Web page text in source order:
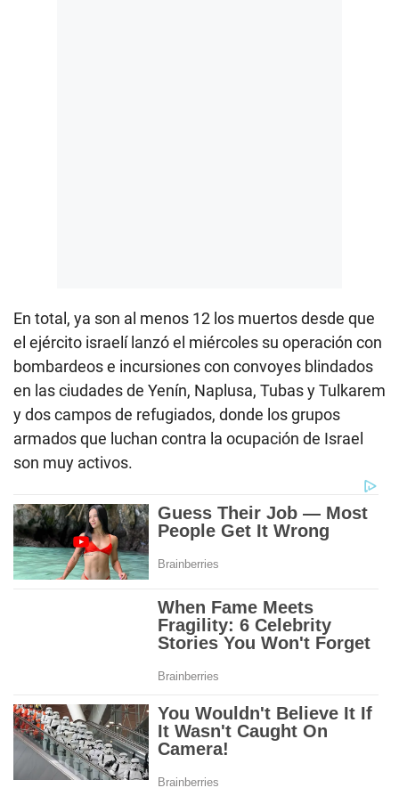
En total, ya son al menos 12 los muertos desde que
el ejército israelí lanzó el miércoles su operación con
bombardeos e incursiones con convoyes blindados
en las ciudades de Yenín, Naplusa, Tubas y Tulkarem
y dos campos de refugiados, donde los grupos
armados que luchan contra la ocupación de Israel
son muy activos.